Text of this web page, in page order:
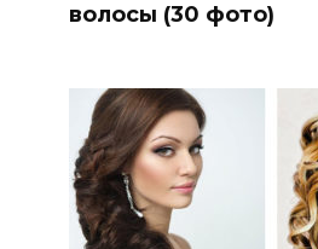
волосы (30 фото)